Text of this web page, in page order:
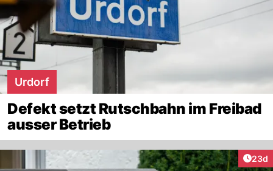
Urdorf
Defekt setzt Rutschbahn im Freibad
ausser Betrieb
23d